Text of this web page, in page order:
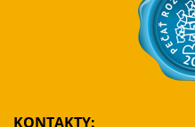
KONTAKTY: